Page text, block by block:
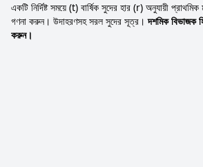
একটি নির্দিষ্ট সময়ে (t) বার্ষিক সুদের হার (r) অনুযায়ী
গণনা করুন। উদাহরণসহ সরল সুদের সূত্র।দশমিক বিভাজক
করুন।